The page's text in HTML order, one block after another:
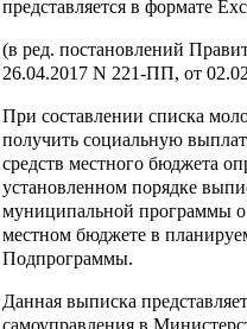
представляется в формате
(в ред. постановлений
26.04.2017 N 221-ПП, от
При составлении списка
получить социальную
средств местного бюджета
установленном порядке
муниципальной программы о
местном бюджете в
Подпрограммы.
Данная выписка
самоуправления в